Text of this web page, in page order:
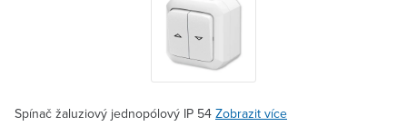
Spínač žaluziový jednopólový IP 54 Zobrazit více